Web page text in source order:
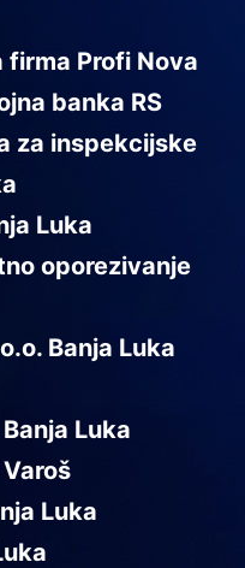
Profi Nova
banka RS
za inspekcijske
Luka
oporezivanje
Banja Luka
Luka
Luka